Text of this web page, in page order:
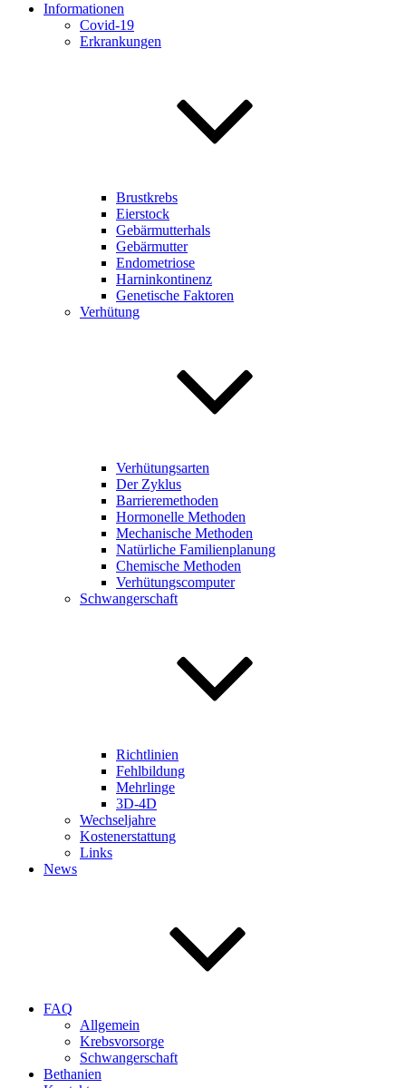
Informationen
Covid-19
Erkrankungen
Brustkrebs
Eierstock
Gebärmutterhals
Gebärmutter
Endometriose
Harninkontinenz
Genetische Faktoren
Verhütung
Verhütungsarten
Der Zyklus
Barrieremethoden
Hormonelle Methoden
Mechanische Methoden
Natürliche Familienplanung
Chemische Methoden
Verhütungscomputer
Schwangerschaft
Richtlinien
Fehlbildung
Mehrlinge
3D-4D
Wechseljahre
Kostenerstattung
Links
News
FAQ
Allgemein
Krebsvorsorge
Schwangerschaft
Bethanien